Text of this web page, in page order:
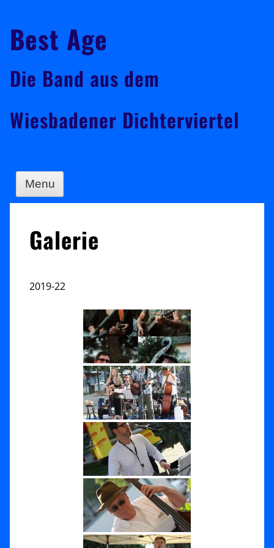
to
content
Best Age
Die Band aus dem
Wiesbadener Dichterviertel
Menu
Galerie
2019-22